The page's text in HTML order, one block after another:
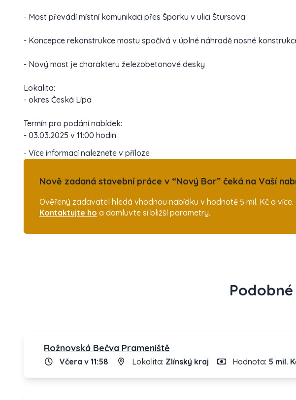
- Most převádí místní komunikaci přes Šporku v ulici Štursova
- Koncepce rekonstrukce mostu spočívá v úplné náhradě nosné
- Nový most je charakteru železobetonové desky
Lokalita:
- okres Česká Lípa
Termín pro podání nabídek:
- 03.03.2025 v 11:00 hodin
- Více informací naleznete v příloze
Nově zadaná stavební práce v “Nový Bor” čeká na Vaší
Ověřený zadavatel hledá vhodnou nabídku v hodnotě 5 mil. Kč a více.
Kontaktujte ho a domluvte si bližší parametry.
Podobné
Rožnovská Bečva Prameniště
Včera v 11:58 Lokalita: Zlínský kraj Hodnota: 5 mil.